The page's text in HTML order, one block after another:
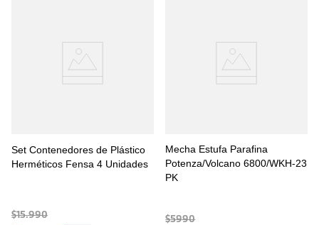
Set Contenedores de Plástico
Herméticos Fensa 4 Unidades
$15.990
Mecha Estufa Parafina
Potenza/Volcano 6800/WKH-23
PK
$5990